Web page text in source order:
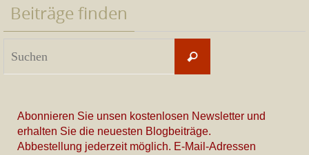
Beiträge finden
Suchen
Abonnieren Sie unsen kostenlosen Newsletter und
erhalten Sie die neuesten Blogbeiträge.
Abbestellung jederzeit möglich. E-Mail-Adressen